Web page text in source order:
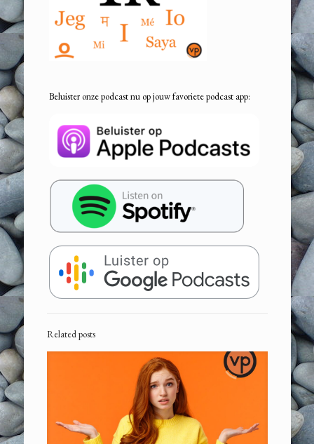
Beluister onze podcast nu op jouw favoriete podcast app:
Related posts